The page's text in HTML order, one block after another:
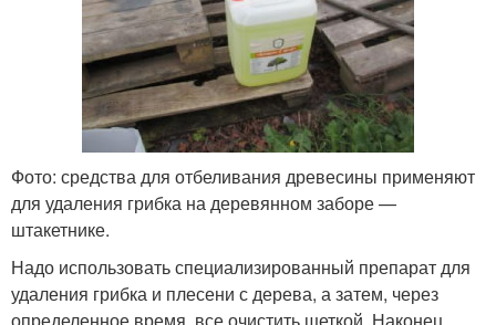
Фото: средства для отбеливания древесины применяют
для удаления грибка на деревянном заборе —
штакетнике.
Надо использовать специализированный препарат для
удаления грибка и плесени с дерева, а затем, через